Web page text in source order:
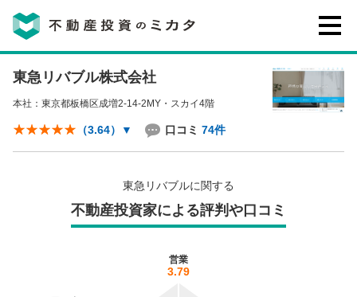
不動産投資のミカタとは
講座・セミナー
不動産投資会社の評判・口コミ
お客様の声
東急リバブル株式会社
本社：東京都板橋区成増2-14-2MY・スカイ4階
（3.64） ▼ 口コミ 74件
東急リバブルに関する
不動産投資家による評判や口コミ
営業
3.79